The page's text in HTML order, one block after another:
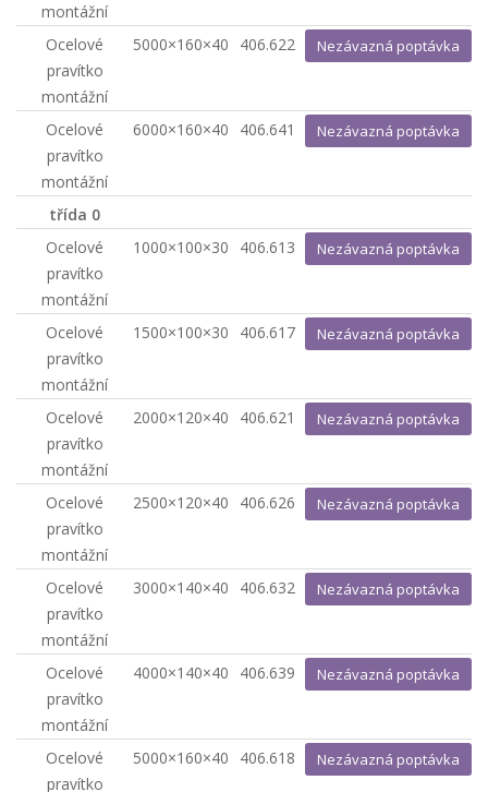
montážní
Ocelové
pravítko
montážní
5000×160×40 406.622 Nezávazná poptávka
Ocelové
pravítko
montážní
6000×160×40 406.641 Nezávazná poptávka
třída 0
Ocelové
pravítko
montážní
1000×100×30 406.613 Nezávazná poptávka
Ocelové
pravítko
montážní
1500×100×30 406.617 Nezávazná poptávka
Ocelové
pravítko
montážní
2000×120×40 406.621 Nezávazná poptávka
Ocelové
pravítko
montážní
2500×120×40 406.626 Nezávazná poptávka
Ocelové
pravítko
montážní
3000×140×40 406.632 Nezávazná poptávka
Ocelové
pravítko
montážní
4000×140×40 406.639 Nezávazná poptávka
Ocelové
pravítko
5000×160×40 406.618 Nezávazná poptávka